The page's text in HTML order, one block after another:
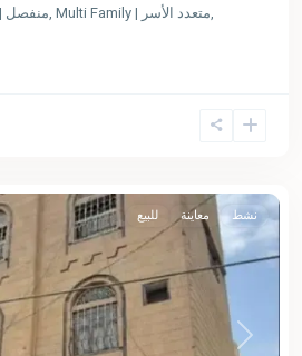
Detached | منفصل Multi Family | متعدد الأسر
Next
للبيع معاينة نشط